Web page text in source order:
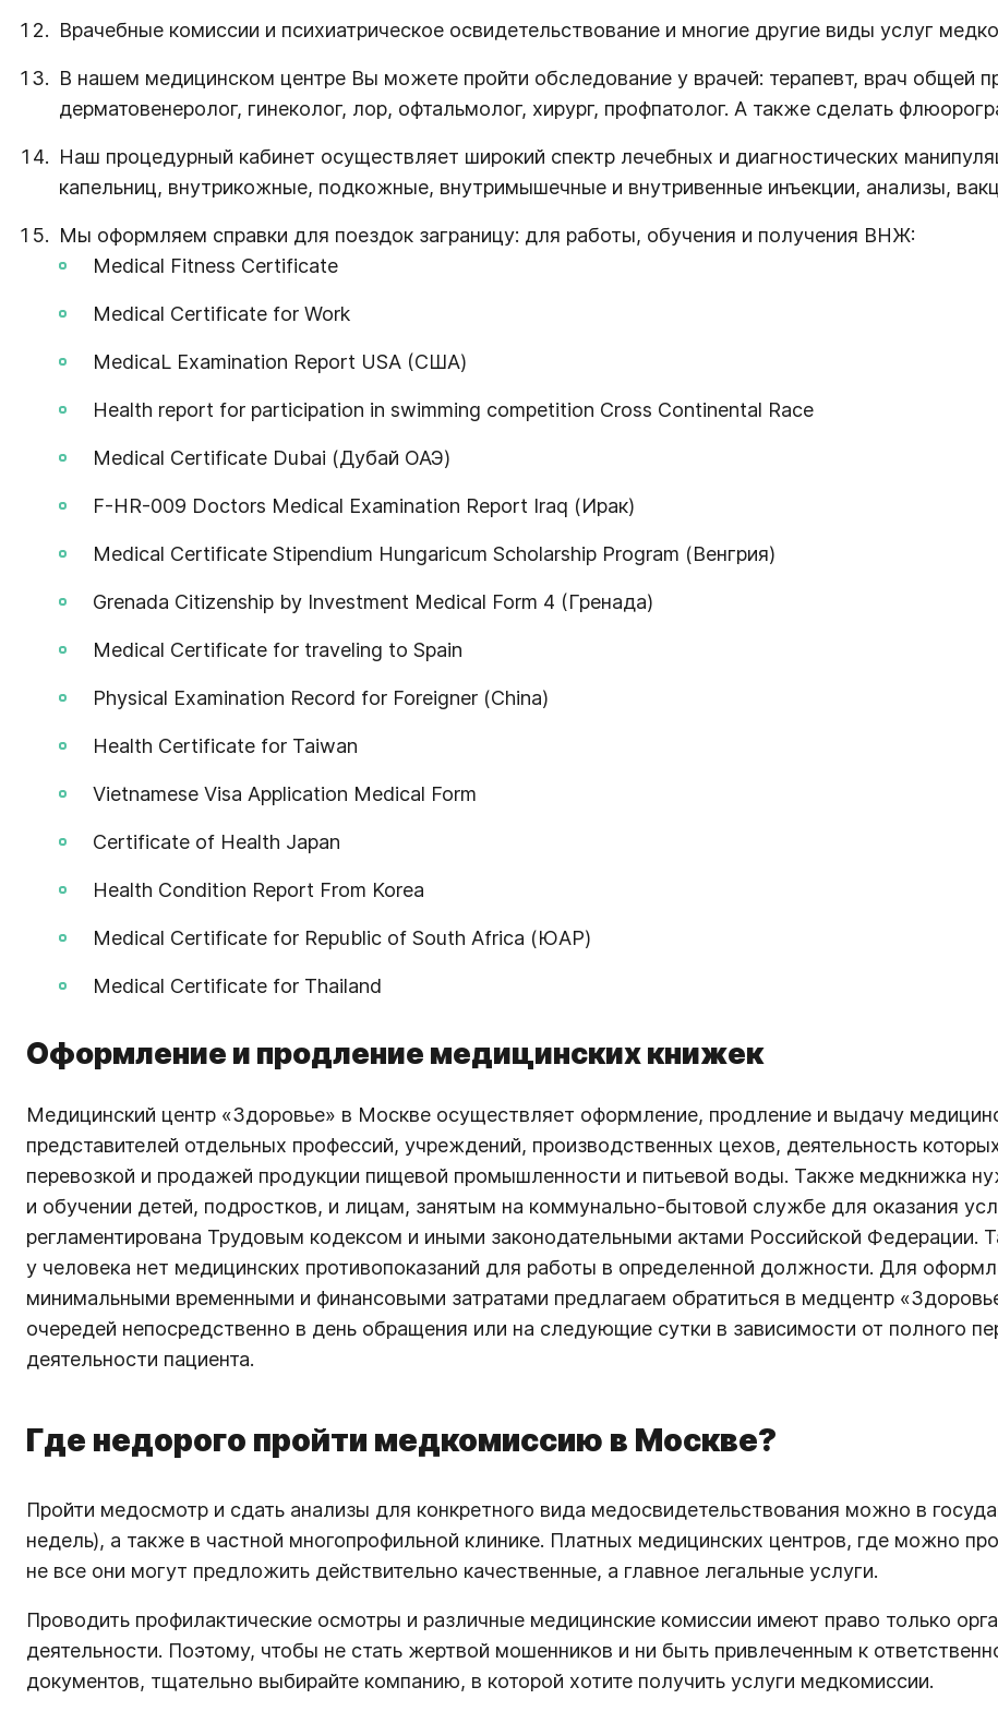
Врачебные комиссии и психиатрическое освидетельствование и многие другие виды услуг
В нашем медицинском центре Вы можете пройти обследование у врачей: терапевт, врач общей
дерматовенеролог, гинеколог, лор, офтальмолог, хирург, профпатолог. А также сделать
Наш процедурный кабинет осуществляет широкий спектр лечебных и диагностических
капельниц, внутрикожные, подкожные, внутримышечные и внутривенные инъекции, анализы,
Мы оформляем справки для поездок заграницу: для работы, обучения и получения ВНЖ:
Medical Fitness Certificate
Medical Certificate for Work
MedicaL Examination Report USA (США)
Health report for participation in swimming competition Cross Continental Race
Medical Certificate Dubai (Дубай ОАЭ)
F-HR-009 Doctors Medical Examination Report Iraq (Ирак)
Medical Certificate Stipendium Hungaricum Scholarship Program (Венгрия)
Grenada Citizenship by Investment Medical Form 4 (Гренада)
Medical Certificate for traveling to Spain
Physical Examination Record for Foreigner (China)
Health Certificate for Taiwan
Vietnamese Visa Application Medical Form
Certificate of Health Japan
Health Condition Report From Korea
Medical Сertificate for Republic of South Africa (ЮАР)
Medical Сertificate for Thailand
Оформление и продление медицинских книжек
Медицинский центр «Здоровье» в Москве осуществляет оформление, продление и выдачу
представителей отдельных профессий, учреждений, производственных цехов, деятельность
перевозкой и продажей продукции пищевой промышленности и питьевой воды. Также медкнижка
и обучении детей, подростков, и лицам, занятым на коммунально-бытовой службе для оказания
регламентирована Трудовым кодексом и иными законодательными актами Российской Федерации.
у человека нет медицинских противопоказаний для работы в определенной должности. Для
минимальными временными и финансовыми затратами предлагаем обратиться в медцентр
очередей непосредственно в день обращения или на следующие сутки в зависимости от полного
деятельности пациента.
Где недорого пройти медкомиссию в Москве?
Пройти медосмотр и сдать анализы для конкретного вида медосвидетельствования можно в
недель), а также в частной многопрофильной клинике. Платных медицинских центров, где можно
не все они могут предложить действительно качественные, а главное легальные услуги.
Проводить профилактические осмотры и различные медицинские комиссии имеют право только
деятельности. Поэтому, чтобы не стать жертвой мошенников и ни быть привлеченным к
документов, тщательно выбирайте компанию, в которой хотите получить услуги медкомиссии.